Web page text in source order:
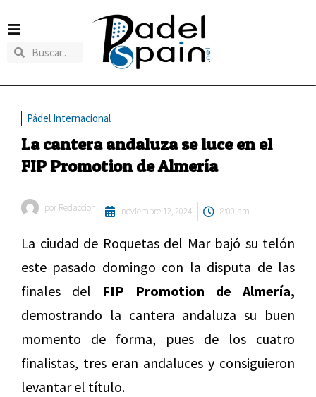
Pádel Internacional
La cantera andaluza se luce en el
FIP Promotion de Almería
por Redaccion noviembre 12, 2024 8:00 am
La ciudad de Roquetas del Mar bajó su telón
este pasado domingo con la disputa de las
finales del FIP Promotion de Almería,
demostrando la cantera andaluza su buen
momento de forma, pues de los cuatro
finalistas, tres eran andaluces y consiguieron
levantar el título.